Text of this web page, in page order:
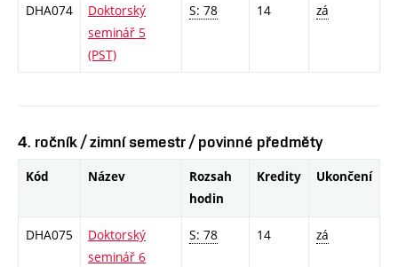
DHA074
Doktorský
seminář 5
(PST)
S: 78 14 zá
4. ročník / zimní semestr / povinné předměty
Kód Název
Rozsah
hodin
Kredity Ukončení
DHA075
Doktorský
seminář 6
S: 78 14 zá